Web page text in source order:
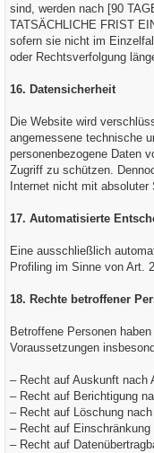
sind, werden nach [90
TATSÄCHLICHE FRIST
sofern sie nicht im
oder Rechtsverfolgung
16. Datensicherheit
Die Website wird
angemessene technische
personenbezogene Daten
Zugriff zu schützen.
Internet nicht mit
17. Automatisierte
Eine ausschließlich
Profiling im Sinne von Art.
18. Rechte betroffener
Betroffene Personen
Voraussetzungen
– Recht auf Auskunft nach
– Recht auf Berichtigung
– Recht auf Löschung
– Recht auf
– Recht auf